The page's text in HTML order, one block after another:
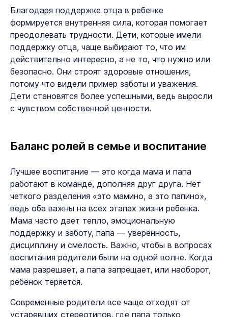
Благодаря поддержке отца в ребенке
формируется внутренняя сила, которая помогает
преодолевать трудности. Дети, которые имели
поддержку отца, чаще выбирают то, что им
действительно интересно, а не то, что нужно или
безопасно. Они строят здоровые отношения,
потому что видели пример заботы и уважения.
Дети становятся более успешными, ведь выросли
с чувством собственной ценности.
Баланс ролей в семье и воспитание
Лучшее воспитание — это когда мама и папа
работают в команде, дополняя друг друга. Нет
четкого разделения «это мамино, а это папино»,
ведь оба важны на всех этапах жизни ребенка.
Мама часто дает тепло, эмоциональную
поддержку и заботу, папа — уверенность,
дисциплину и смелость. Важно, чтобы в вопросах
воспитания родители были на одной волне. Когда
мама разрешает, а папа запрещает, или наоборот,
ребенок теряется.
Современные родители все чаще отходят от
устаревших стереотипов, где папа только